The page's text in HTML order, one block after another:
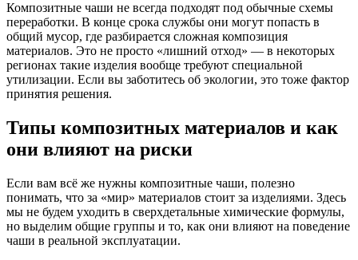
Композитные чаши не всегда подходят под обычные схемы
переработки. В конце срока службы они могут попасть в
общий мусор, где разбирается сложная композиция
материалов. Это не просто «лишний отход» — в некоторых
регионах такие изделия вообще требуют специальной
утилизации. Если вы заботитесь об экологии, это тоже фактор
принятия решения.
Типы композитных материалов и как
они влияют на риски
Если вам всё же нужны композитные чаши, полезно
понимать, что за «мир» материалов стоит за изделиями. Здесь
мы не будем уходить в сверхдетальные химические формулы,
но выделим общие группы и то, как они влияют на поведение
чаши в реальной эксплуатации.